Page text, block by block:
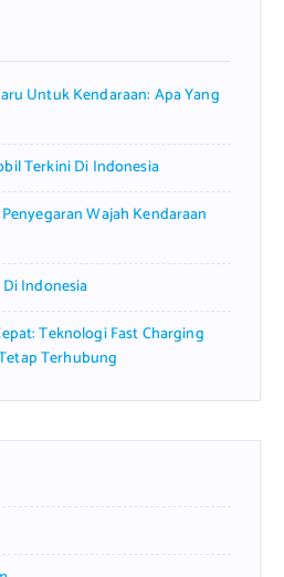
Untuk Kendaraan: Apa Yang
Terkini Di Indonesia
Wajah Kendaraan
Indonesia
Teknologi Fast Charging
Terhubung